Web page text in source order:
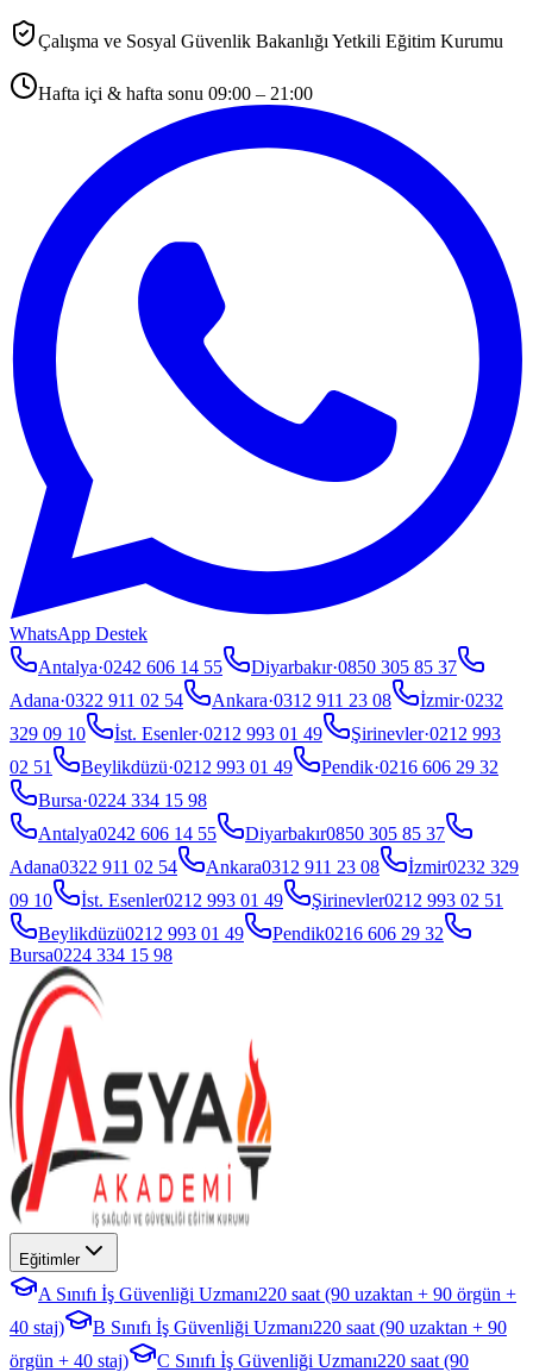
Çalışma ve Sosyal Güvenlik Bakanlığı Yetkili Eğitim Kurumu
Hafta içi & hafta sonu 09:00 – 21:00
WhatsApp Destek
Antalya·0242 606 14 55 Diyarbakır·0850 305 85 37
Adana·0322 911 02 54 Ankara·0312 911 23 08 İzmir·0232
329 09 10
İst. Esenler·0212 993 01 49 Şirinevler·0212 993
02 51
Beylikdüzü·0212 993 01 49 Pendik·0216 606 29 32
Bursa·0224 334 15 98
Antalya0242 606 14 55 Diyarbakır0850 305 85 37
Adana0322 911 02 54 Ankara0312 911 23 08 İzmir0232 329
09 10
İst. Esenler0212 993 01 49 Şirinevler0212 993 02 51
Beylikdüzü0212 993 01 49 Pendik0216 606 29 32
Bursa0224 334 15 98
Eğitimler
A Sınıfı İş Güvenliği Uzmanı220 saat (90 uzaktan + 90 örgün +
40 staj)
B Sınıfı İş Güvenliği Uzmanı220 saat (90 uzaktan + 90
örgün + 40 staj)
C Sınıfı İş Güvenliği Uzmanı220 saat (90